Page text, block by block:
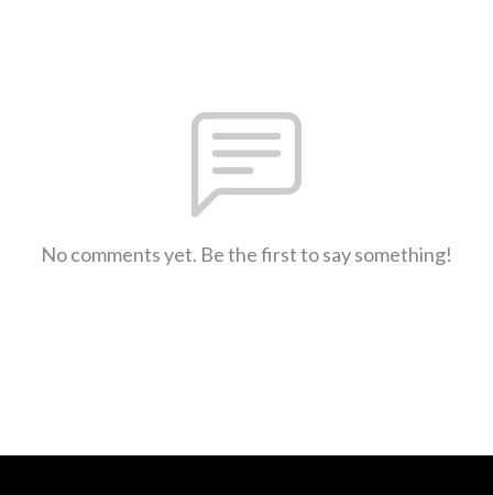
No comments yet. Be the first to say something!